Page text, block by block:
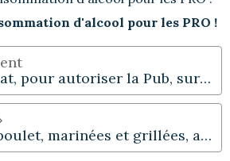
d'alcool pour les PRO !
Réponse du Sénat, pour autoriser la Pub, sur le net !
Aiguillettes de poulet, marinées et grillées, avec épinards aux amandes et frites "maison"